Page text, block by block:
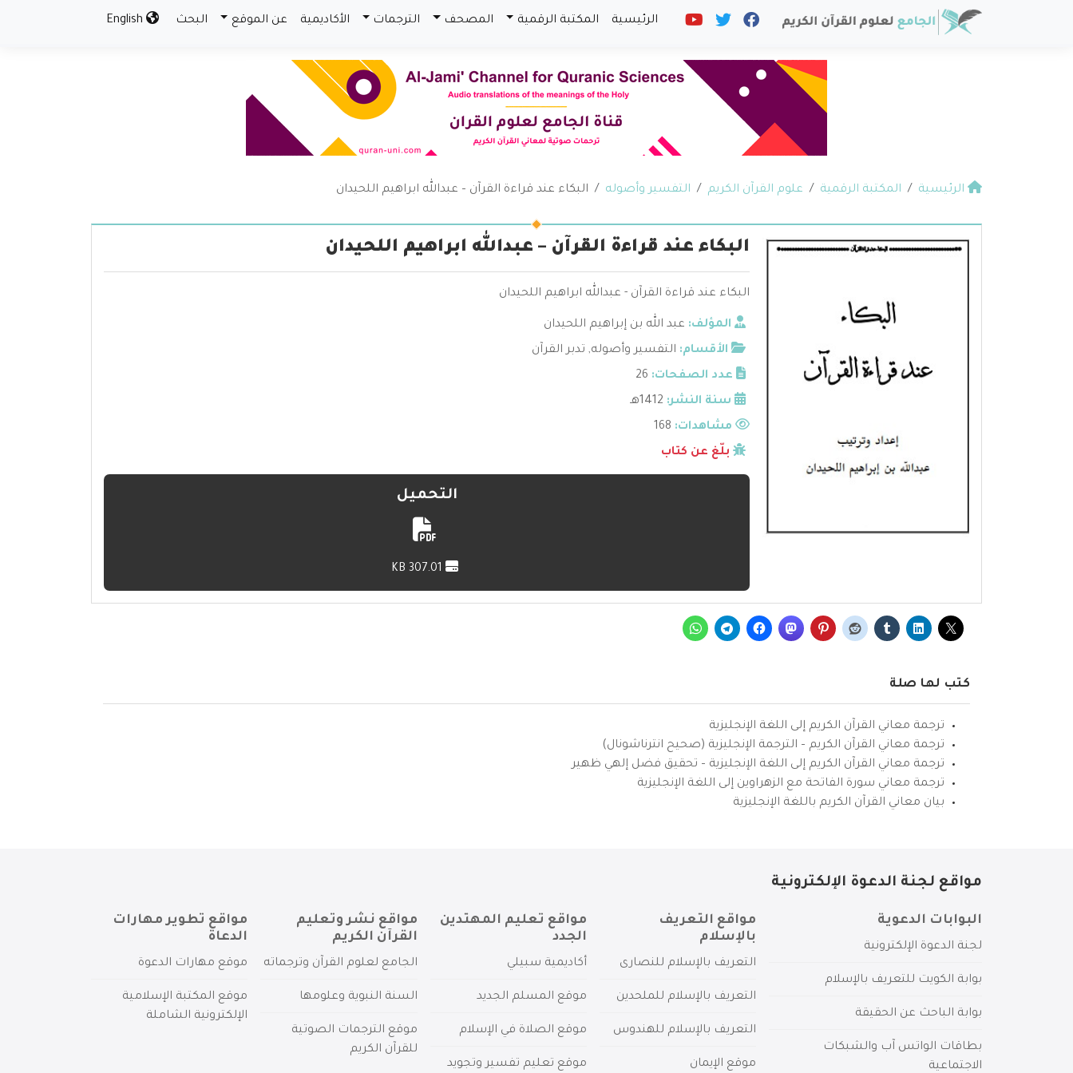
الرئيسية المكتبة الرقمية المصحف الترجمات الأكاديمية عن الموقع البحث
الرئيسية المكتبة الرقمية علوم القرآن الكريم التفسير وأصوله البكاء عند قراءة القرآن – عبدالله ابراهيم اللحيدان
البكاء عند قراءة القرآن – عبدالله ابراهيم اللحيدان
البكاء عند قراءة القرآن - عبدالله ابراهيم اللحيدان
المؤلف: عبد الله بن إبراهيم اللحيدان
الأقسام: التفسير وأصوله, تدبر القرآن
عدد الصفحات: 26
سنة النشر: 1412هـ
مشاهدات:
بلّغ عن كتاب
التحميل
كتب لها صلة
ترجمة معاني القرآن الكريم إلى اللغة الإنجليزية
ترجمة معاني القرآن الكريم – الترجمة الإنجليزية (صحيح انترناشونال)
ترجمة معاني القرآن الكريم إلى اللغة الإنجليزية – تحقيق فضل إلهي ظهير
ترجمة معاني سورة الفاتحة مع الزهراوين إلى اللغة الإنجليزية
بيان معاني القرآن الكريم باللغة الإنجليزية
مواقع لجنة الدعوة الإلكترونية
البوابات الدعوية
لجنة الدعوة الإلكترونية
بوابة الكويت للتعريف بالإسلام
بوابة الباحث عن الحقيقة
بطاقات الواتس آب والشبكات
الاجتماعية
مواقع التعريف
بالإسلام
التعريف بالإسلام للنصارى
التعريف بالإسلام للملحدين
التعريف بالإسلام للهندوس
موقع الإيمان
مواقع تعليم المهتدين
الجدد
أكاديمية سبيلي
موقع المسلم الجديد
موقع الصلاة في الإسلام
موقع تعليم تفسير وتجويد
مواقع نشر وتعليم
القرآن الكريم
الجامع لعلوم القرآن وترجماته
السنة النبوية وعلومها
موقع الترجمات الصوتية
للقرآن الكريم
مواقع تطوير مهارات
الدعاة
موقع مهارات الدعوة
موقع المكتبة الإسلامية
الإلكترونية الشاملة